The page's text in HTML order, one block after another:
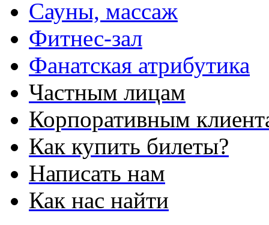
Сауны, массаж
Фитнес-зал
Фанатская атрибутика
Частным лицам
Корпоративным
Как купить билеты?
Написать нам
Как нас найти